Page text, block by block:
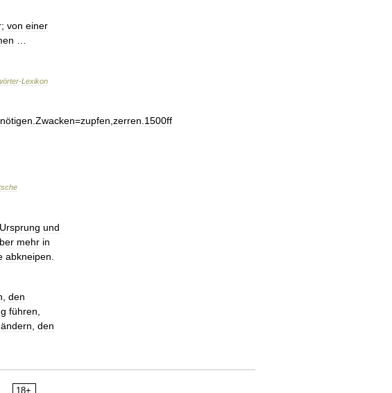
; von einer
-Lexikon
Zwacken=zupfen zerren 1500ff
Ursprung und
mehr in
abkneipen
den
führen
ändern den
18+